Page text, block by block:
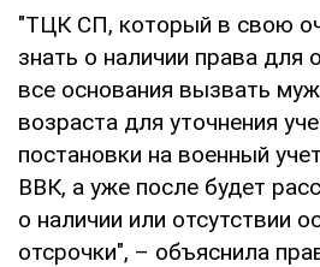
"ТЦК СП, который в свою
знать о наличии права для
все основания вызвать
возраста для уточнения
постановки на военный
ВВК, а уже после будет
о наличии или отсутствии
отсрочки", – объяснила